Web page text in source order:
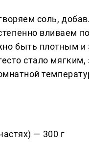
соль,
вливаем
быть плотным и
стало
— 300 г